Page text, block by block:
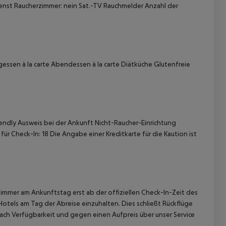
Raucherzimmer: nein Sat.-TV RauchmelderAnzahl der
à la carte Abendessen à la carte Diätküche Glutenfreie
Ausweis bei der Ankunft Nicht-Raucher-Einrichtung
Check-In: 18 Die Angabe einer Kreditkarte für die Kaution ist
am Ankunftstag erst ab der offiziellen Check-In-Zeit des
am Tag der Abreise einzuhalten. Dies schließt Rückflüge
Verfügbarkeit und gegen einen Aufpreis über unser Service